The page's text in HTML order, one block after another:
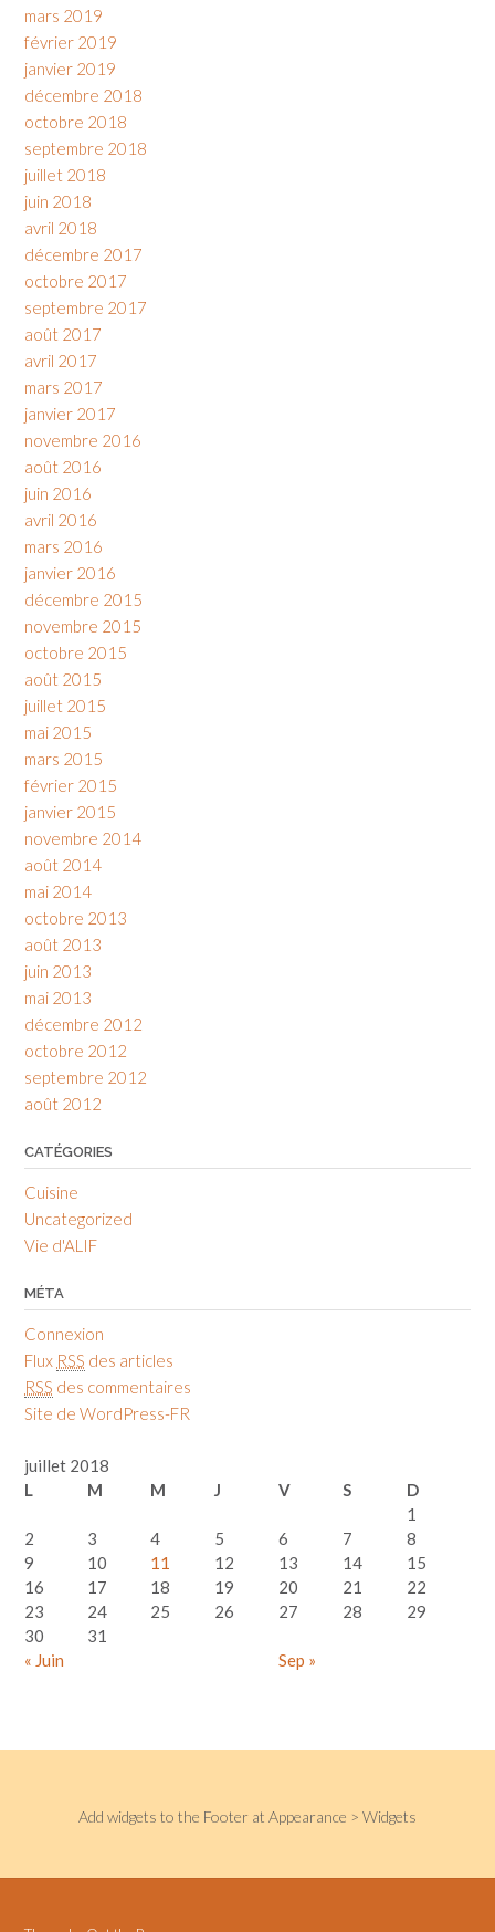
mars 2019
février 2019
janvier 2019
décembre 2018
octobre 2018
septembre 2018
juillet 2018
juin 2018
avril 2018
décembre 2017
octobre 2017
septembre 2017
août 2017
avril 2017
mars 2017
janvier 2017
novembre 2016
août 2016
juin 2016
avril 2016
mars 2016
janvier 2016
décembre 2015
novembre 2015
octobre 2015
août 2015
juillet 2015
mai 2015
mars 2015
février 2015
janvier 2015
novembre 2014
août 2014
mai 2014
octobre 2013
août 2013
juin 2013
mai 2013
décembre 2012
octobre 2012
septembre 2012
août 2012
CATÉGORIES
Cuisine
Uncategorized
Vie d'ALIF
MÉTA
Connexion
Flux RSS des articles
RSS des commentaires
Site de WordPress-FR
juillet 2018
L
M M J V S D
« Juin Sep »
1
2
3 4 5 6 7
8
9
10 11 12 13 14
15
16
17 18 19 20 21
22
23
24 25 26 27 28
29
30
31
Add widgets to the Footer at Appearance > Widgets